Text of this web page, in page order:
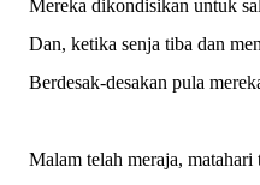
Mereka dikondisikan untuk
Dan, ketika senja tiba dan
Berdesak-desakan pula
Malam telah meraja,